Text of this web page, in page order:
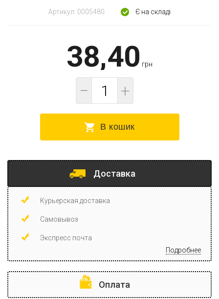
Артикул: 0005480 Є на складі
38,40 грн
− +
В кошик
Доставка
Курьерская доставка
Самовывоз
Экспресс почта
Подробнее
Оплата